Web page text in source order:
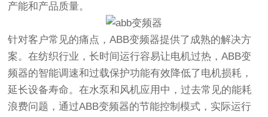
产能和产品质量。
针对客户常见的痛点，ABB变频器提供了成熟的解决方
案。在纺织行业，长时间运行容易让电机过热，ABB变
频器的智能调速和过载保护功能有效降低了电机损耗，
延长设备寿命。在水泵和风机应用中，过去常见的能耗
浪费问题，通过ABB变频器的节能控制模式，实际运行